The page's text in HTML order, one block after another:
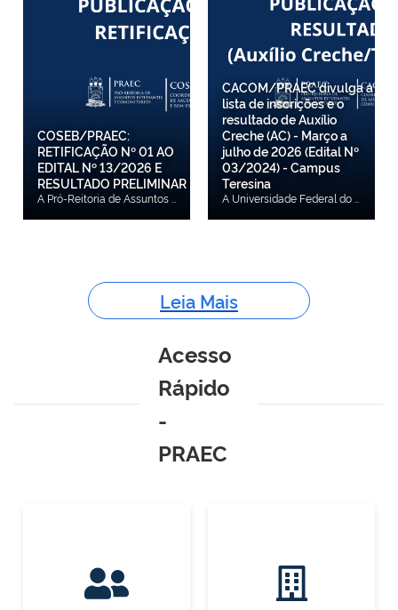
COSEB/PRAEC:
RETIFICAÇÃO Nº 01 AO
EDITAL Nº 13/2026 E
RESULTADO PRELIMINAR
CACOM/PRAEC divulga a
lista de inscrições e o
resultado de Auxílio
Creche (AC) - Março a
julho de 2026 (Edital Nº
03/2024) - Campus
Teresina
Leia Mais
Acesso
Rápido
-
PRAEC